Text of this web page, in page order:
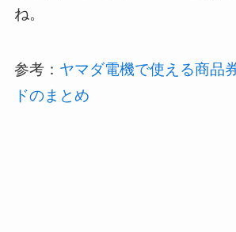
ね。
参考： ヤマダ電機で使える商品
ドのまとめ